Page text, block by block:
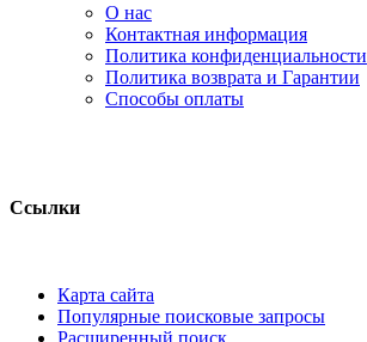
О нас
Контактная информация
Политика конфиденциальности
Политика возврата и Гарантии
Способы оплаты
Ссылки
Карта сайта
Популярные поисковые запросы